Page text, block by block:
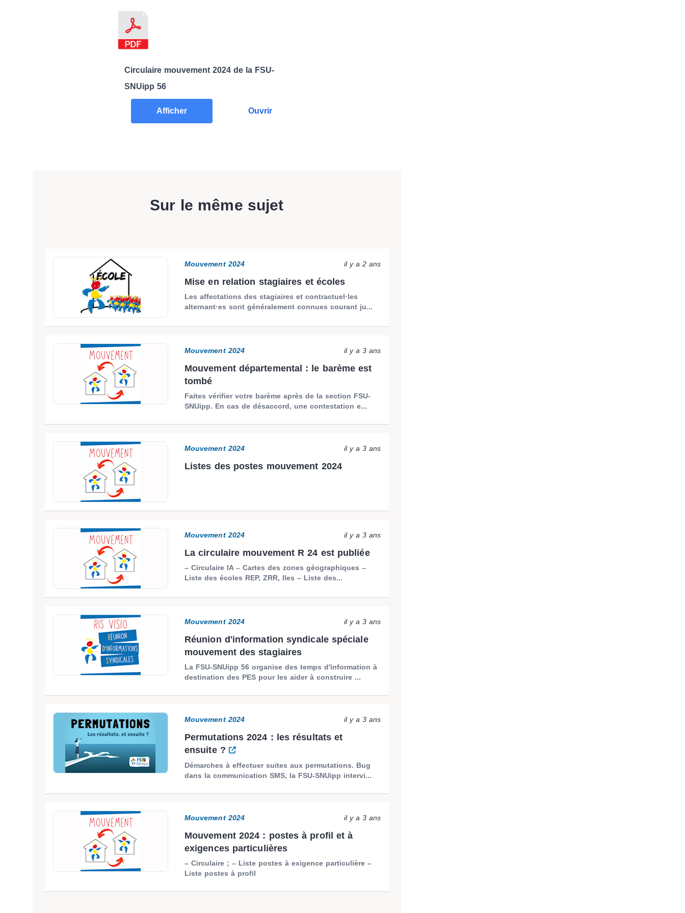
Circulaire mouvement 2024 de la FSU-
SNUipp 56
Afficher Ouvrir
Sur le même sujet
Mouvement 2024 il y a 2 ans
Mise en relation stagiaires et écoles
Les affectations des stagiaires et contractuel·les
alternant·es sont généralement connues courant ju...
Mouvement 2024 il y a 3 ans
Mouvement départemental : le barème est
tombé
Faites vérifier votre barème après de la section FSU-
SNUipp. En cas de désaccord, une contestation e...
Mouvement 2024 il y a 3 ans
Listes des postes mouvement 2024
Mouvement 2024 il y a 3 ans
La circulaire mouvement R 24 est publiée
– Circulaire IA – Cartes des zones géographiques –
Liste des écoles REP, ZRR, Iles – Liste des...
Mouvement 2024 il y a 3 ans
Réunion d'information syndicale spéciale
mouvement des stagiaires
La FSU-SNUipp 56 organise des temps d'information à
destination des PES pour les aider à construire ...
Mouvement 2024 il y a 3 ans
Permutations 2024 : les résultats et
ensuite ?
Démarches à effectuer suites aux permutations. Bug
dans la communication SMS, la FSU-SNUipp intervi...
Mouvement 2024 il y a 3 ans
Mouvement 2024 : postes à profil et à
exigences particulières
– Circulaire ; – Liste postes à exigence particulière –
Liste postes à profil